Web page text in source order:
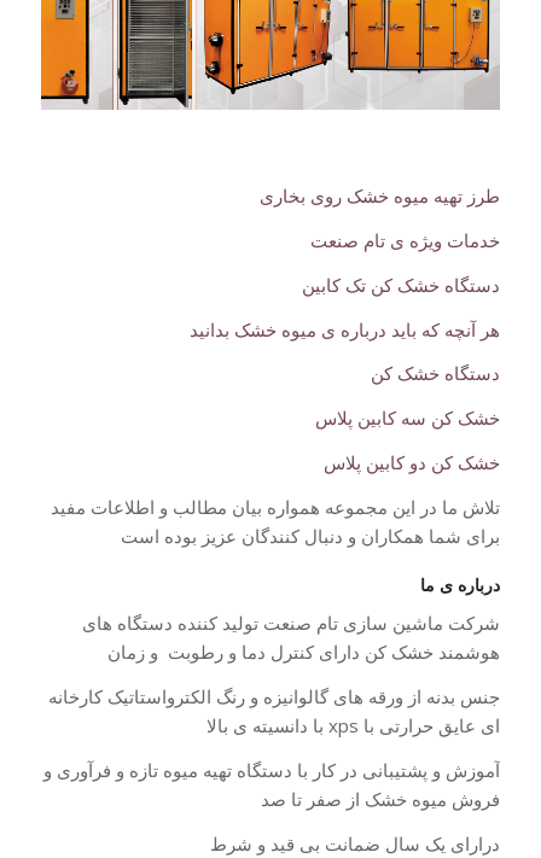
طرز تهیه میوه خشک روی بخاری
خدمات ویژه ی تام صنعت
دستگاه خشک کن تک کابین
هر آنچه که باید درباره ی میوه خشک بدانید
دستگاه خشک کن
خشک کن سه کابین پلاس
خشک کن دو کابین پلاس
تلاش ما در این مجموعه همواره بیان مطالب و اطلاعات مفید
برای شما همکاران و دنبال کنندگان عزیز بوده است
درباره ی ما
شرکت ماشین سازی تام صنعت تولید کننده دستگاه های
هوشمند خشک کن دارای کنترل دما و رطوبت و زمان
جنس بدنه از ورقه های گالوانیزه و رنگ الکترواستاتیک کارخانه
ای عایق حرارتی با xps با دانسیته ی بالا
آموزش و پشتیبانی در کار با دستگاه تهیه میوه تازه و فرآوری و
فروش میوه خشک از صفر تا صد
درارای یک سال ضمانت بی قید و شرط